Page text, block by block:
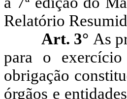
Relatório
Art. 3° As
para o exercício
obrigação
órgãos e